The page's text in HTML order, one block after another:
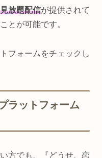
見放題配信が提供されて
とが可能です。
フォームをチェックし
ラットフォーム
方でも、『どうせ、恋